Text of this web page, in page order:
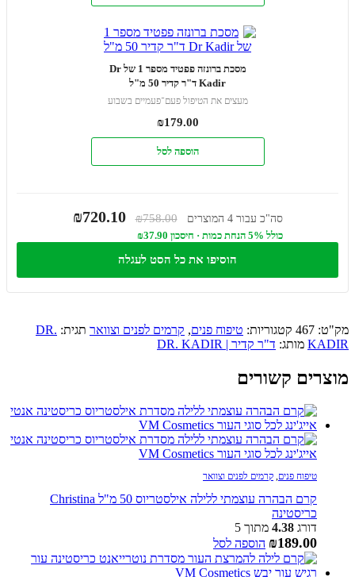
מסכת ברונזה פפטיד מספר 1 של Dr
Kadir ד"ר קדיר 50 מ"ל
מעצים את הטיפול פעם־פעמיים בשבוע
₪179.00
הוספה לסל
סה"כ עבור 4 המוצרים ₪758.00
₪720.10
כולל 5% הנחת כמות · חיסכון ₪37.90
הוסיפו את כל הסט לעגלה
מק"ט: 467 קטגוריות: טיפוח פנים, קרמים לפנים וצוואר תגית: DR.
KADIR מותג: ד"ר קדיר | DR. KADIR
מוצרים קשורים
טיפוח פנים, קרמים לפנים וצוואר
קרם הבהרה עוצמתי ללילה אילסטריוס 50 מ"ל Christina
כריסטינה
דורג 4.38 מתוך 5
₪189.00 הוספה לסל